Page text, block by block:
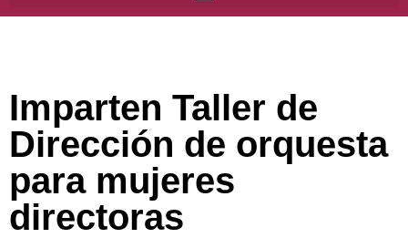
Imparten Taller de
Dirección de orquesta
para mujeres
directoras